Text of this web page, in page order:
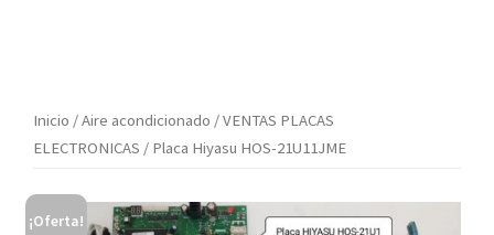
Inicio /Aire acondicionado /VENTAS PLACAS
ELECTRONICAS / Placa Hiyasu HOS-21U11JME
¡Oferta!